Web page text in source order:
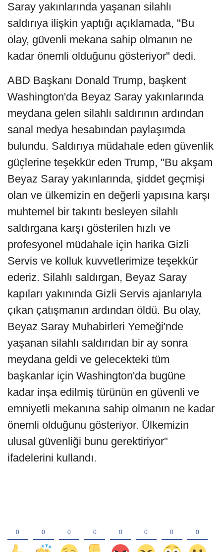
Saray yakınlarında yaşanan silahlı
saldırıya ilişkin yaptığı açıklamada, "Bu
olay, güvenli mekana sahip olmanın ne
kadar önemli olduğunu gösteriyor" dedi.
ABD Başkanı Donald Trump, başkent
Washington'da Beyaz Saray yakınlarında
meydana gelen silahlı saldırının ardından
sanal medya hesabından paylaşımda
bulundu. Saldırıya müdahale eden güvenlik
güçlerine teşekkür eden Trump, "Bu akşam
Beyaz Saray yakınlarında, şiddet geçmişi
olan ve ülkemizin en değerli yapısına karşı
muhtemel bir takıntı besleyen silahlı
saldırgana karşı gösterilen hızlı ve
profesyonel müdahale için harika Gizli
Servis ve kolluk kuvvetlerimize teşekkür
ederiz. Silahlı saldırgan, Beyaz Saray
kapıları yakınında Gizli Servis ajanlarıyla
çıkan çatışmanın ardından öldü. Bu olay,
Beyaz Saray Muhabirleri Yemeği'nde
yaşanan silahlı saldırıdan bir ay sonra
meydana geldi ve gelecekteki tüm
başkanlar için Washington'da bugüne
kadar inşa edilmiş türünün en güvenli ve
emniyetli mekanına sahip olmanın ne kadar
önemli olduğunu gösteriyor. Ülkemizin
ulusal güvenliği bunu gerektiriyor"
ifadelerini kullandı.